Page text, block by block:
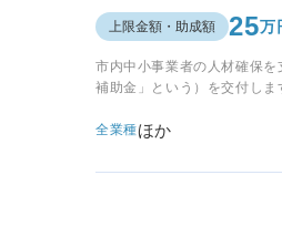
上限金額・助成額 25万
市内中小事業者の人材確保
補助金」という）を交付しま
全業種ほか